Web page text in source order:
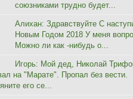
союзниками трудно будет...
Алихан: Здравствуйте С
Новым Годом 2018 У меня
Можно ли как -нибудь о...
Игорь: Мой дед, Николай
на "Марате". Пропал без вести.
его се...